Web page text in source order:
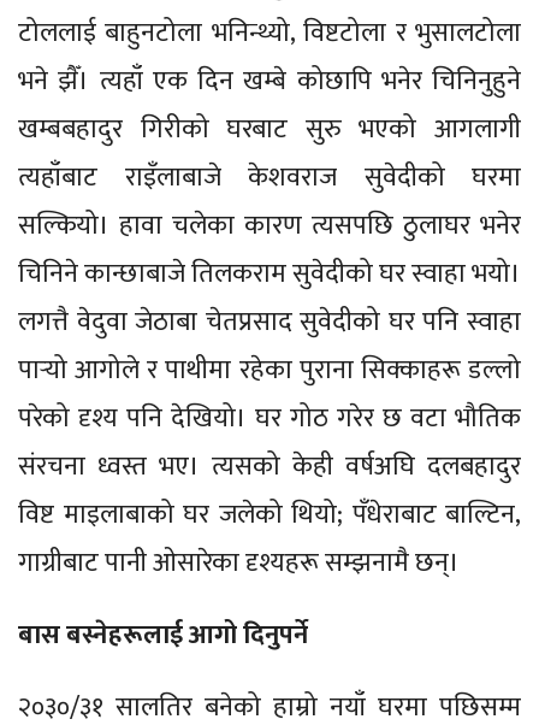
टोललाई बाहुनटोला भनिन्थ्यो, विष्टटोला र भुसालटोला
भने झैँ। त्यहाँ एक दिन खम्बे कोछापि भनेर चिनिनुहुने
खम्बबहादुर गिरीको घरबाट सुरु भएको आगलागी
त्यहाँबाट राइँलाबाजे केशवराज सुवेदीको घरमा
सल्कियो। हावा चलेका कारण त्यसपछि ठुलाघर भनेर
चिनिने कान्छाबाजे तिलकराम सुवेदीको घर स्वाहा भयो।
लगत्तै वेदुवा जेठाबा चेतप्रसाद सुवेदीको घर पनि स्वाहा
पार्‍यो आगोले र पाथीमा रहेका पुराना सिक्काहरू डल्लो
परेको दृश्य पनि देखियो। घर गोठ गरेर छ वटा भौतिक
संरचना ध्वस्त भए। त्यसको केही वर्षअघि दलबहादुर
विष्ट माइलाबाको घर जलेको थियो; पँधेराबाट बाल्टिन,
गाग्रीबाट पानी ओसारेका दृश्यहरू सम्झनामै छन्।
बास बस्नेहरूलाई आगो दिनुपर्ने
२०३०/३१ सालतिर बनेको हाम्रो नयाँ घरमा पछिसम्म